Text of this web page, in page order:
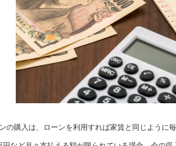
の購入は、ローンを利用すれば家賃と同じように